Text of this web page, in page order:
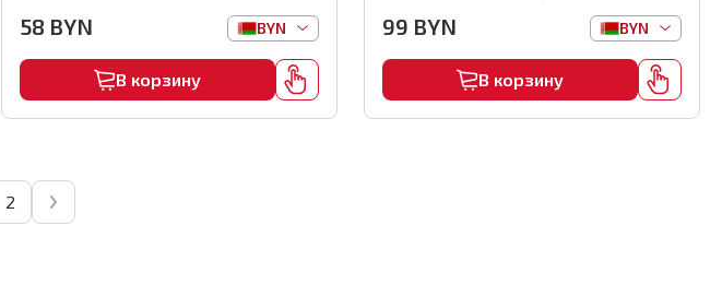
арт.4303
58 BYN BYN
В корзину
99 BYN BYN
В корзину
2